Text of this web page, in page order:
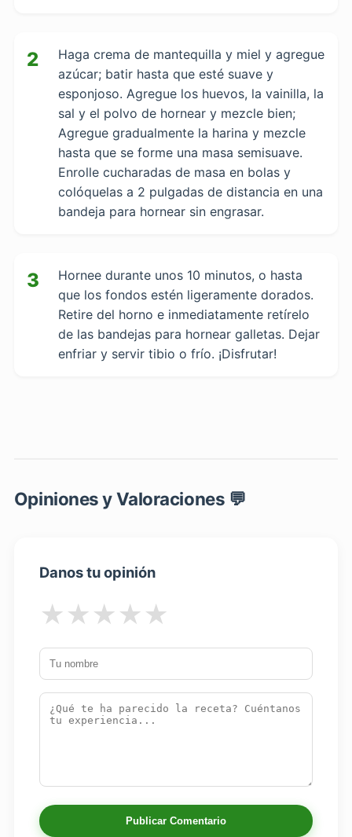
2
Haga crema de mantequilla y miel y agregue
azúcar; batir hasta que esté suave y
esponjoso. Agregue los huevos, la vainilla, la
sal y el polvo de hornear y mezcle bien;
Agregue gradualmente la harina y mezcle
hasta que se forme una masa semisuave.
Enrolle cucharadas de masa en bolas y
colóquelas a 2 pulgadas de distancia en una
bandeja para hornear sin engrasar.
3
Hornee durante unos 10 minutos, o hasta
que los fondos estén ligeramente dorados.
Retire del horno e inmediatamente retírelo
de las bandejas para hornear galletas. Dejar
enfriar y servir tibio o frío. ¡Disfrutar!
Opiniones y Valoraciones 💬
Danos tu opinión
★
★
★
★
★
Publicar Comentario